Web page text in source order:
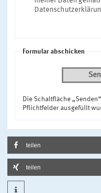
Formular abschicken
Die Schaltfläche
Pflichtfelder ausgefüllt
teilen
teilen